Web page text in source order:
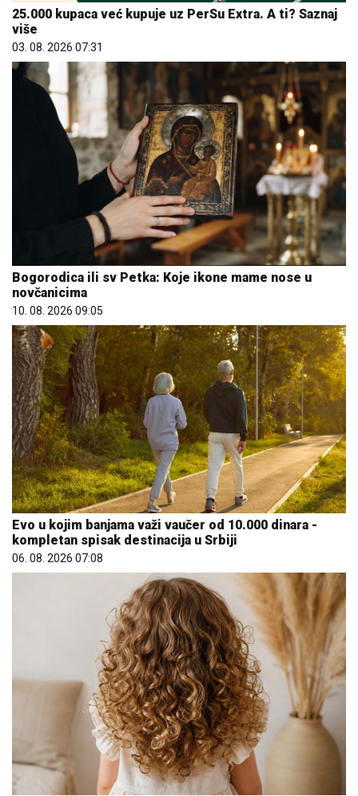
25.000 kupaca već kupuje uz PerSu Extra. A ti? Saznaj
više
03. 08. 2026 07:31
Bogorodica ili sv Petka: Koje ikone mame nose u
novčanicima
10. 08. 2026 09:05
Evo u kojim banjama važi vaučer od 10.000 dinara -
kompletan spisak destinacija u Srbiji
06. 08. 2026 07:08